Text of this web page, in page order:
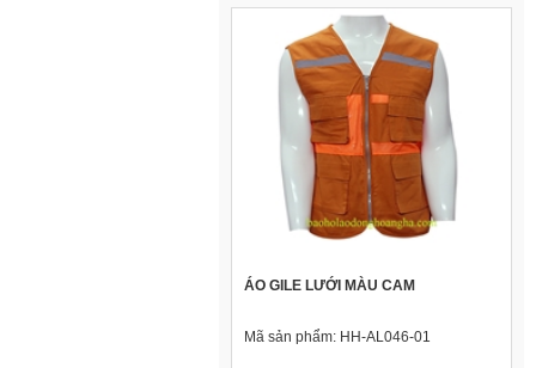
ÁO GILE LƯỚI MÀU CAM
Mã sản phẩm: HH-AL046-01